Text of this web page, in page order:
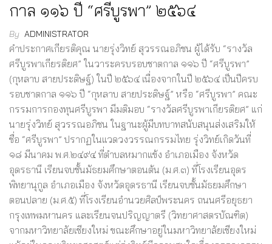
กาล ๑๑๖ ปี “ศรีบูรพา” ๒๕๖๔
By ADMINISTRATOR
คำประกาศเกียรติคุณ นายรุ่งวิทย์ สุวรรณอภิชน ผู้ได้รับ “รางวัล
ศรีบูรพาเกียรติยศ” ในวาระครบรอบชาตกาล ๑๑๖ ปี “ศรีบูรพา”
(กุหลาบ สายประดิษฐ์) ในปี ๒๕๖๔ เนื่องจากในปี ๒๕๖๔ เป็นปีครบ
รอบชาตกาล ๑๑๖ ปี “กุหลาบ สายประดิษฐ์” หรือ “ศรีบูรพา” คณะ
กรรมการกองทุนศรีบูรพา มีมติมอบ “รางวัลศรีบูรพาเกียรติยศ” แก่
นายรุ่งวิทย์ สุวรรณอภิชน ในฐานะผู้มีบทบาทสนับสนุนส่งเสริมให้
ชื่อ “ศรีบูรพา” ปรากฏในแวดวงวรรณกรรมไทย รุ่งวิทย์เกิดวันที่
๑๘ มีนาคม พ.ศ.๒๔๙๔ ที่ตำบลหมากแข้ง อำเภอเมือง จังหวัด
อุดรธานี เรียนจบชั้นมัธยมศึกษาตอนต้น (ม.ศ.๓) ที่โรงเรียนอุดร
พิทยานุกูล อำเภอเมือง จังหวัดอุดรธานี เรียนจบชั้นมัธยมศึกษา
ตอนปลาย (ม.ศ.๕) ที่โรงเรียนอำนวยศิลป์พระนคร ถนนศรีอยุธยา
กรุงเทพมหานคร และเรียนจนปริญญาตรี (วิทยาศาสตรบัณฑิต)
จากมหาวิทยาลัยเชียงใหม่ ขณะศึกษาอยู่ในมหาวิทยาลัยเชียงใหม่